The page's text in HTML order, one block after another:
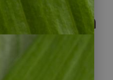
rund um
in